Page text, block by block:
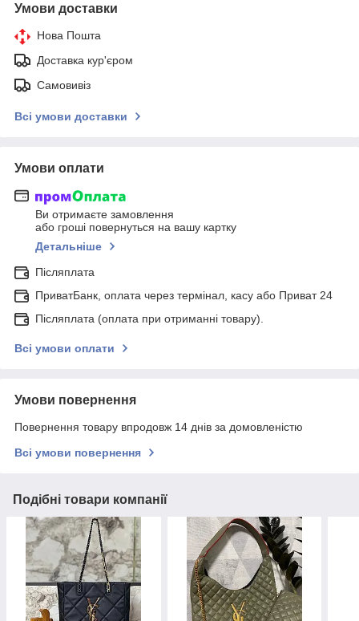
Умови доставки
Нова Пошта
Доставка кур'єром
Самовивіз
Всі умови доставки
Умови оплати
Ви отримаєте замовлення
або гроші повернуться на вашу картку
Детальніше
Післяплата
ПриватБанк, оплата через термінал, касу або Приват 24
Післяплата (оплата при отриманні товару).
Всі умови оплати
Умови повернення
Повернення товару впродовж 14 днів за домовленістю
Всі умови повернення
Подібні товари компанії